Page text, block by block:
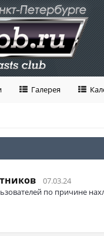
Галерея
07.03.24
по причине